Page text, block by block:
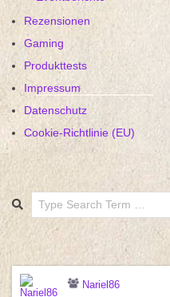
Rezensionen
Gaming
Produkttests
Impressum
Datenschutz
Cookie-Richtlinie (EU)
Search
Nariel86